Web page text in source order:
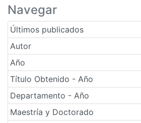
Navegar
Últimos publicados
Autor
Año
Título Obtenido - Año
Departamento - Año
Maestría y Doctorado